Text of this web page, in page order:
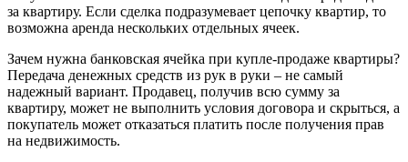
за квартиру. Если сделка подразумевает цепочку квартир, то
возможна аренда нескольких отдельных ячеек.
Зачем нужна банковская ячейка при купле-продаже квартиры?
Передача денежных средств из рук в руки – не самый
надежный вариант. Продавец, получив всю сумму за
квартиру, может не выполнить условия договора и скрыться, а
покупатель может отказаться платить после получения прав
на недвижимость.